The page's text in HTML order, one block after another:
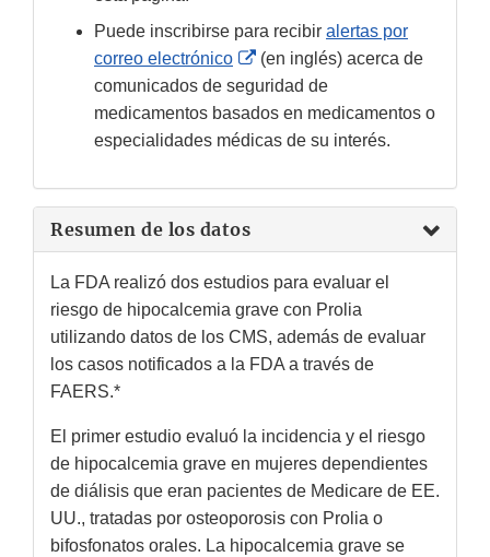
Puede inscribirse para recibir alertas por
correo electrónico
External
Link
Disclaimer
(en inglés) acerca de
comunicados de seguridad de
medicamentos basados en medicamentos o
especialidades médicas de su interés.
Resumen de los datos
La FDA realizó dos estudios para evaluar el
riesgo de hipocalcemia grave con Prolia
utilizando datos de los CMS, además de evaluar
los casos notificados a la FDA a través de
FAERS.*
El primer estudio evaluó la incidencia y el riesgo
de hipocalcemia grave en mujeres dependientes
de diálisis que eran pacientes de Medicare de EE.
UU., tratadas por osteoporosis con Prolia o
bifosfonatos orales. La hipocalcemia grave se